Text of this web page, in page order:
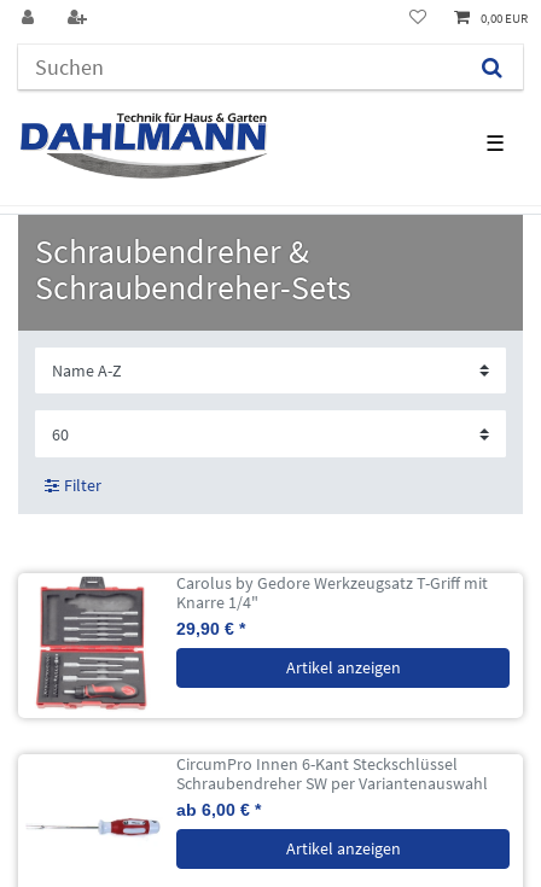
☰
0,00 EUR
Schraubendreher &
Schraubendreher-Sets
Filter
Carolus by Gedore Werkzeugsatz T-Griff mit
Knarre 1/4"
29,90 € *
Artikel anzeigen
CircumPro Innen 6-Kant Steckschlüssel
Schraubendreher SW per Variantenauswahl
ab 6,00 € *
Artikel anzeigen